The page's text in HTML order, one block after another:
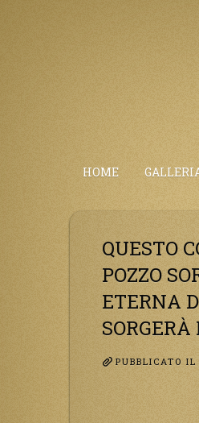
HOME
QUESTO
POZZO
ETERNA
SORGERÀ
PUBBLICATO IL